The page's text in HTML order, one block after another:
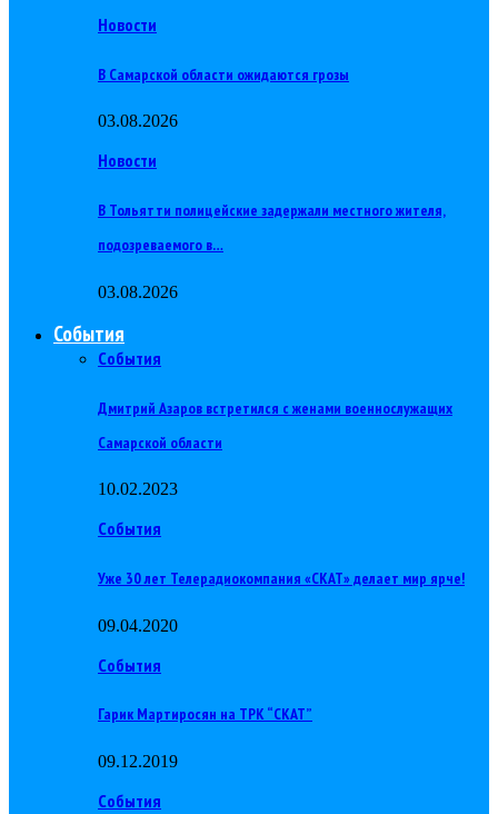
Новости
В Самарской области ожидаются грозы
03.08.2026
Новости
В Тольятти полицейские задержали местного жителя,
подозреваемого в…
03.08.2026
События
События
Дмитрий Азаров встретился с женами военнослужащих
Самарской области
10.02.2023
События
Уже 30 лет Телерадиокомпания «СКАТ» делает мир ярче!
09.04.2020
События
Гарик Мартиросян на ТРК “СКАТ”
09.12.2019
События